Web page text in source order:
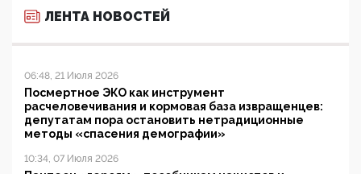
ЛЕНТА НОВОСТЕЙ
06:48, 21 Июля 2026
Посмертное ЭКО как инструмент
расчеловечивания и кормовая база извращенцев:
депутатам пора остановить нетрадиционные
методы «спасения демографии»
10:34, 07 Июля 2026